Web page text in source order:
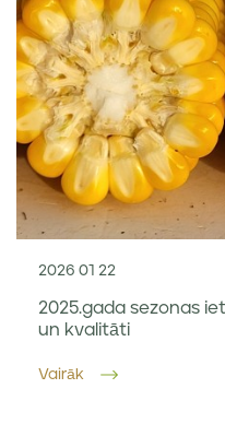
2026 01 22
2025.gada sezonas
un kvalitāti
Vairāk